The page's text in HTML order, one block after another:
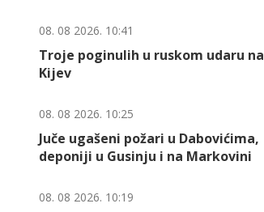
08. 08 2026. 10:41
Troje poginulih u ruskom udaru na
Kijev
08. 08 2026. 10:25
Juče ugašeni požari u Dabovićima,
deponiji u Gusinju i na Markovini
08. 08 2026. 10:19